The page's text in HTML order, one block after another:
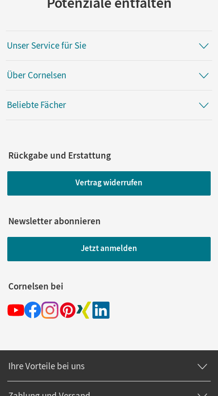
Unser Service für Sie
Über Cornelsen
Beliebte Fächer
Rückgabe und Erstattung
Vertrag widerrufen
Newsletter abonnieren
Jetzt anmelden
Cornelsen bei
Ihre Vorteile bei uns